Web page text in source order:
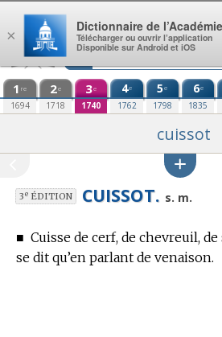
Aller au contenu
1 re
1694
2e
1718
3e
1740
4e
1762
5e
1798
6e
1835
cuissot
3eÉDITION CUISSOT. s. m.
■ Cuisse de cerf, de chevreuil,
se dit qu’en parlant de venaison.
×
Dictionnaire de l’Académie
Télécharger ou ouvrir l’application
Disponible sur Android et iOS